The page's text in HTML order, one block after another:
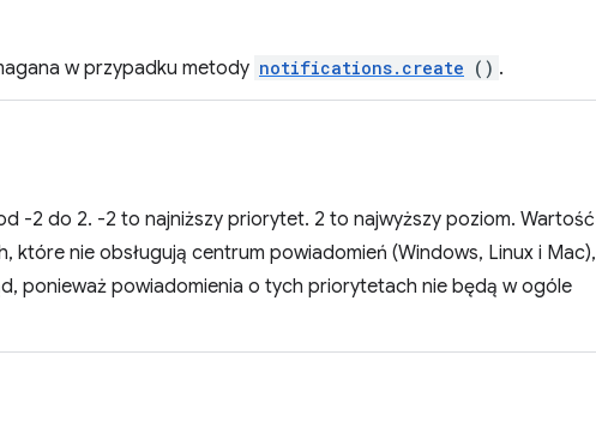
w przypadku metody notifications.create () .
-2 do 2. -2 to najniższy priorytet. 2 to najwyższy poziom. Wartość
które nie obsługują centrum powiadomień (Windows, Linux i Mac),
ponieważ powiadomienia o tych priorytetach nie będą w ogóle